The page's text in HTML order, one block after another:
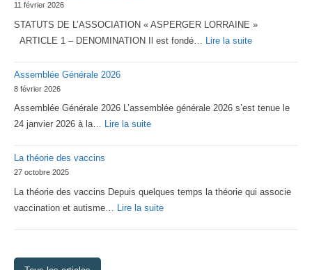
11 février 2026
STATUTS DE L’ASSOCIATION « ASPERGER LORRAINE »
ARTICLE 1 – DENOMINATION Il est fondé… Lire la suite:
Lorraine
Assemblée Générale 2026
8 février 2026
Assemblée Générale 2026 L’assemblée générale 2026 s’est tenue le
24 janvier 2026 à la… Lire la suite:
La théorie des vaccins
27 octobre 2025
La théorie des vaccins Depuis quelques temps la théorie qui associe
vaccination et autisme… Lire la suite: